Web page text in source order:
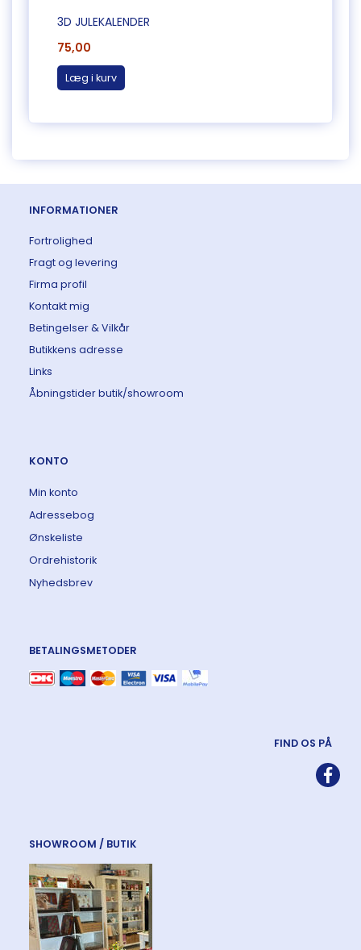
3D JULEKALENDER
75,00
Læg i kurv
INFORMATIONER
Fortrolighed
Fragt og levering
Firma profil
Kontakt mig
Betingelser & Vilkår
Butikkens adresse
Links
Åbningstider butik/showroom
KONTO
Min konto
Adressebog
Ønskeliste
Ordrehistorik
Nyhedsbrev
BETALINGSMETODER
FIND OS PÅ
SHOWROOM / BUTIK